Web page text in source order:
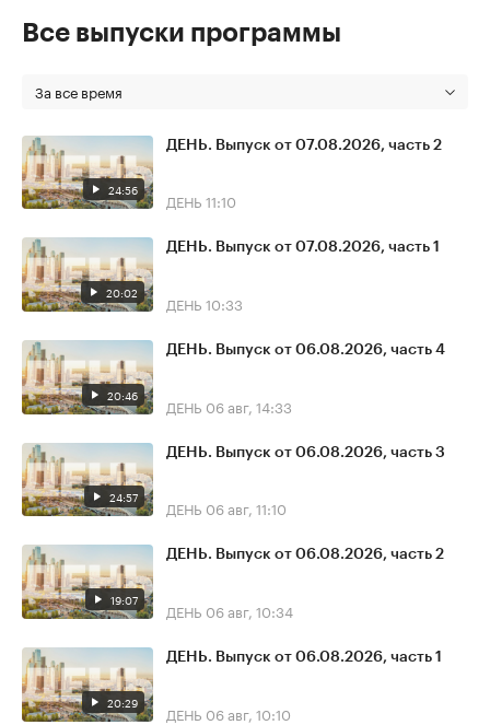
Все выпуски программы
За все время
24:56
ДЕНЬ. Выпуск от 07.08.2026, часть 2
ДЕНЬ 11:10
20:02
ДЕНЬ. Выпуск от 07.08.2026, часть 1
ДЕНЬ 10:33
20:46
ДЕНЬ. Выпуск от 06.08.2026, часть 4
ДЕНЬ 06 авг, 14:33
24:57
ДЕНЬ. Выпуск от 06.08.2026, часть 3
ДЕНЬ 06 авг, 11:10
19:07
ДЕНЬ. Выпуск от 06.08.2026, часть 2
ДЕНЬ 06 авг, 10:34
20:29
ДЕНЬ. Выпуск от 06.08.2026, часть 1
ДЕНЬ 06 авг, 10:10